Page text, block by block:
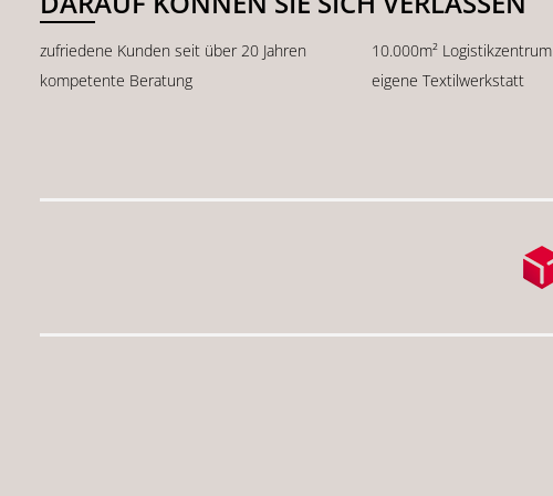
zufriedene Kunden seit über 20 Jahren
10.000m² Logistikzentrum
kompetente Beratung
eigene Textilwerkstatt